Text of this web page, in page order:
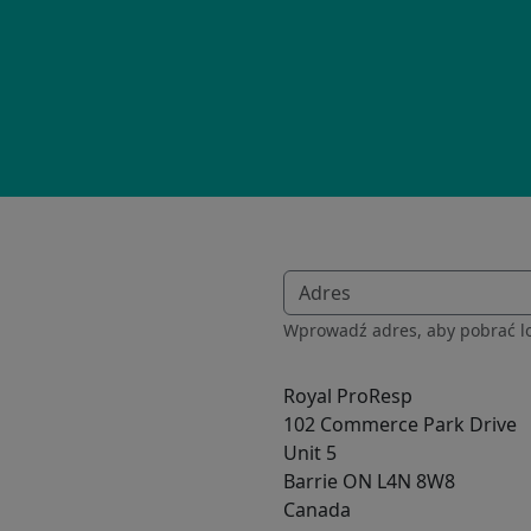
Wprowadź adres, aby pobrać
Royal ProResp
102 Commerce Park Drive
Unit 5
Barrie ON L4N 8W8
Canada